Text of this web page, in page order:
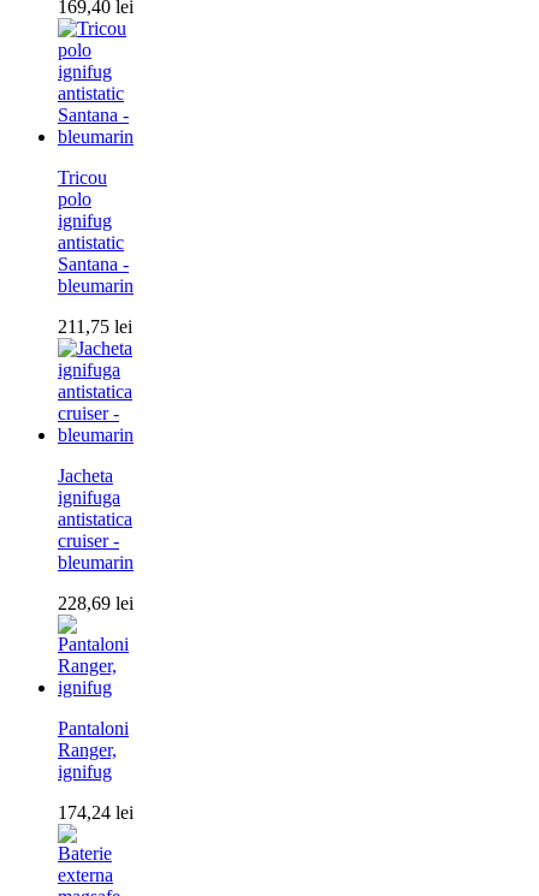
169,40 lei
Tricou
polo
ignifug
antistatic
Santana -
bleumarin
211,75 lei
Jacheta
ignifuga
antistatica
cruiser -
bleumarin
228,69 lei
Pantaloni
Ranger,
ignifug
174,24 lei